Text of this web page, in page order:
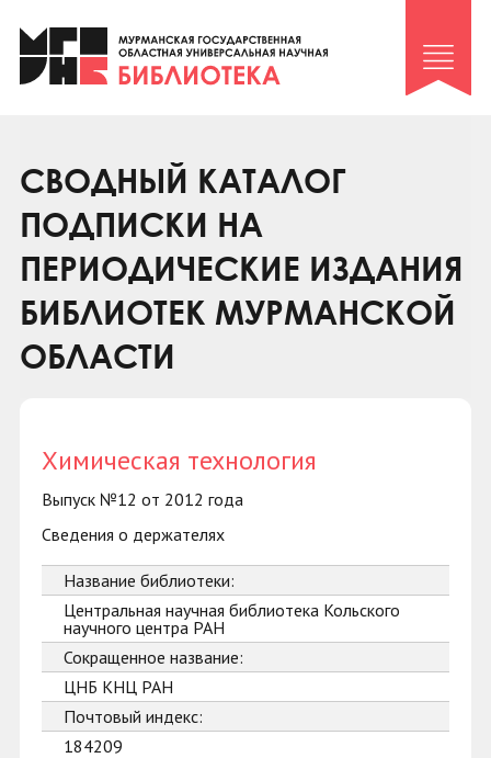
Клуб «Гиря и сельдерей»
Клуб «Семейный архив»
Коллегам
Контакты
СВОДНЫЙ КАТАЛОГ
ПОДПИСКИ НА
ПЕРИОДИЧЕСКИЕ ИЗДАНИЯ
БИБЛИОТЕК МУРМАНСКОЙ
ОБЛАСТИ
Химическая технология
Выпуск №12 от 2012 года
Сведения о держателях
Название библиотеки:
Центральная научная библиотека Кольского
научного центра РАН
Сокращенное название:
ЦНБ КНЦ РАН
Почтовый индекс:
184209